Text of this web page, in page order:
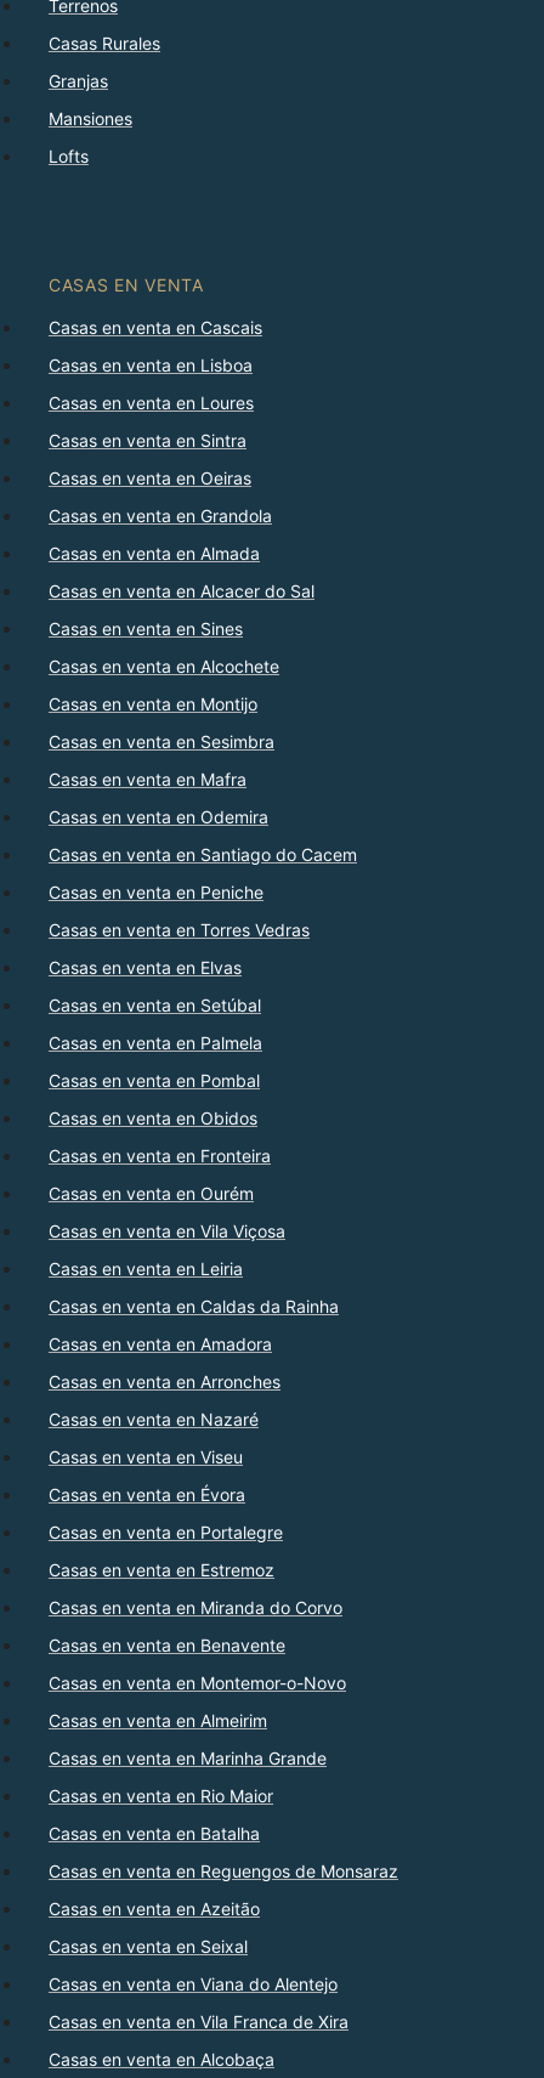
Terrenos
Casas Rurales
Granjas
Mansiones
Lofts
CASAS EN VENTA
Casas en venta en Cascais
Casas en venta en Lisboa
Casas en venta en Loures
Casas en venta en Sintra
Casas en venta en Oeiras
Casas en venta en Grandola
Casas en venta en Almada
Casas en venta en Alcacer do Sal
Casas en venta en Sines
Casas en venta en Alcochete
Casas en venta en Montijo
Casas en venta en Sesimbra
Casas en venta en Mafra
Casas en venta en Odemira
Casas en venta en Santiago do Cacem
Casas en venta en Peniche
Casas en venta en Torres Vedras
Casas en venta en Elvas
Casas en venta en Setúbal
Casas en venta en Palmela
Casas en venta en Pombal
Casas en venta en Obidos
Casas en venta en Fronteira
Casas en venta en Ourém
Casas en venta en Vila Viçosa
Casas en venta en Leiria
Casas en venta en Caldas da Rainha
Casas en venta en Amadora
Casas en venta en Arronches
Casas en venta en Nazaré
Casas en venta en Viseu
Casas en venta en Évora
Casas en venta en Portalegre
Casas en venta en Estremoz
Casas en venta en Miranda do Corvo
Casas en venta en Benavente
Casas en venta en Montemor-o-Novo
Casas en venta en Almeirim
Casas en venta en Marinha Grande
Casas en venta en Rio Maior
Casas en venta en Batalha
Casas en venta en Reguengos de Monsaraz
Casas en venta en Azeitão
Casas en venta en Seixal
Casas en venta en Viana do Alentejo
Casas en venta en Vila Franca de Xira
Casas en venta en Alcobaça